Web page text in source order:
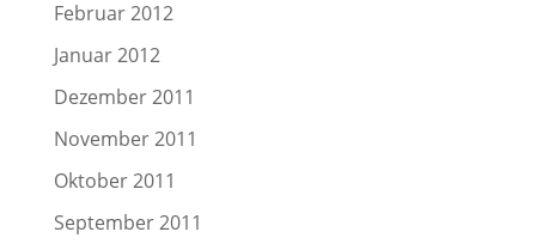
Februar 2012
Januar 2012
Dezember 2011
November 2011
Oktober 2011
September 2011